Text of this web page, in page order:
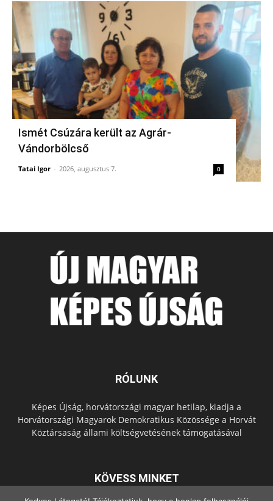
Ismét Csúzára került az Agrár-
Vándorbölcső
Tatai Igor - 2026, augusztus 7. 0
RÓLUNK
Képes Újság, horvátországi magyar hetilap, kiadja a
Horvátországi Magyarok Demokratikus Közössége a Horvát
Köztársaság állami költségvetésének támogatásával
KÖVESS MINKET